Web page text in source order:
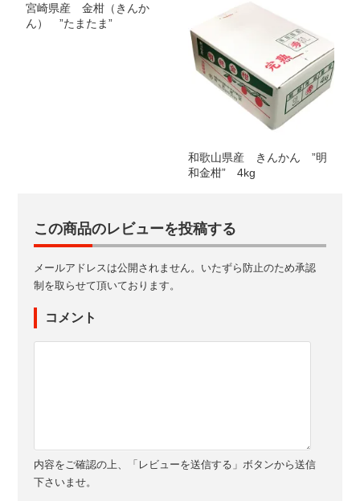
宮崎県産 金柑（きんか
ん） ”たまたま”
和歌山県産 きんかん ”明
和金柑” 4kg
この商品のレビューを投稿する
メールアドレスは公開されません。いたずら防止のため承認
制を取らせて頂いております。
コメント
内容をご確認の上、「レビューを送信する」ボタンから送信
下さいませ。